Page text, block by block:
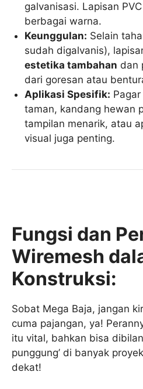
galvanisasi. Lapisan
berbagai warna.
Keunggulan: Selain
sudah digalvanis),
estetika tambahan dan
dari goresan atau
Aplikasi Spesifik:
taman, kandang hewan
tampilan menarik, atau
visual juga penting.
Fungsi dan
Wiremesh
Konstruksi:
Sobat Mega Baja, jangan
cuma pajangan, ya!
itu vital, bahkan bisa
punggung’ di banyak
dekat!